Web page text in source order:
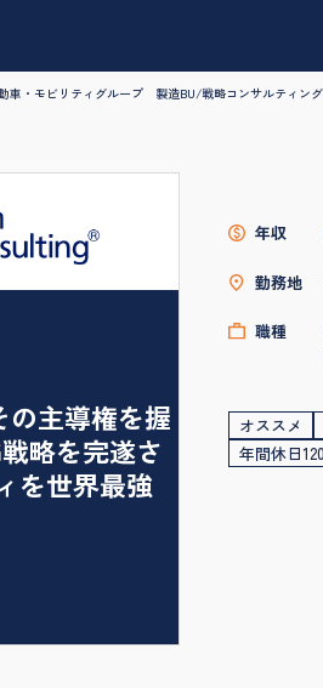
車・モビリティグループ 製造BU/戦略コンサルティン
の主導権を握
略を完遂さ
を世界最強
年収
勤務地
職種
オススメ
年間休日